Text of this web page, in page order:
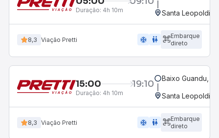
Duração: 4h 10m Santa
8,3 Viação Pretti ac_unit wc
Embarque
direto
15:00 19:10
Duração: 4h 10m
Baixo Guandu,
Santa
8,3 Viação Pretti ac_unit wc
Embarque
direto